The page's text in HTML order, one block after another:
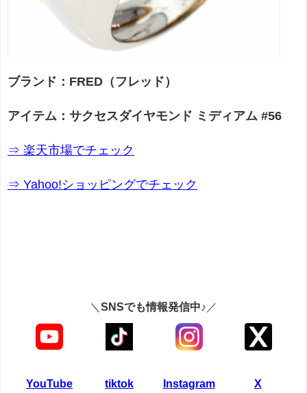
ブランド：FRED（フレッド）
アイテム：サクセスダイヤモンド ミディアム #56
⇒ 楽天市場でチェック
⇒ Yahoo!ショッピングでチェック
＼ SNSでも情報発信中♪ ／
YouTube tiktok Instagram X